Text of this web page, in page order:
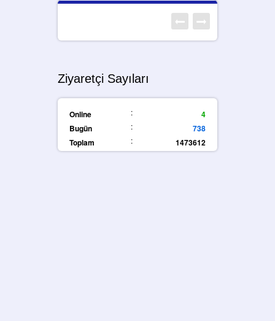
Ziyaretçi Sayıları
Online :
4
Bugün
:
738
Toplam
: 1473612